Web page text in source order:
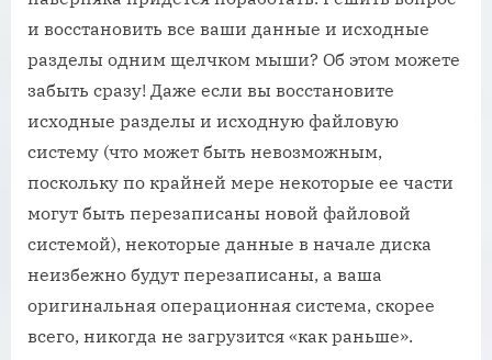
и восстановить все ваши данные и исходные
разделы одним щелчком мыши? Об этом можете
забыть сразу! Даже если вы восстановите
исходные разделы и исходную файловую
систему (что может быть невозможным,
поскольку по крайней мере некоторые ее части
могут быть перезаписаны новой файловой
системой), некоторые данные в начале диска
неизбежно будут перезаписаны, а ваша
оригинальная операционная система, скорее
всего, никогда не загрузится «как раньше».